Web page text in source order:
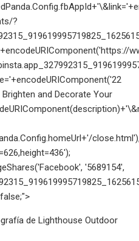
?
and Decorate Your
'5689154',
de Lighthouse Outdoor